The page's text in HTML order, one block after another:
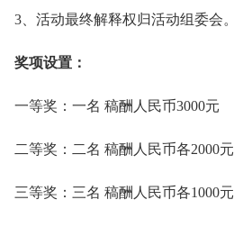
3、活动最终解释权归活动组委会。
奖项设置：
一等奖：一名 稿酬人民币3000元
二等奖：二名 稿酬人民币各2000元
三等奖：三名 稿酬人民币各1000元